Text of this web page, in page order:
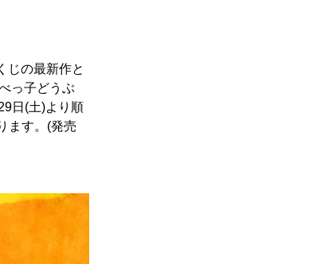
じの最新作と
っ子どうぶ
日(土)より順
ます。(発売